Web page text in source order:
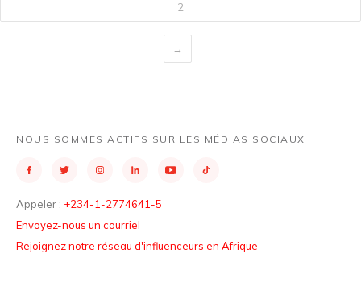
2
→
NOUS SOMMES ACTIFS SUR LES MÉDIAS SOCIAUX
Appeler : +234-1-2774641-5
Envoyez-nous un courriel
Rejoignez notre réseau d'influenceurs en Afrique